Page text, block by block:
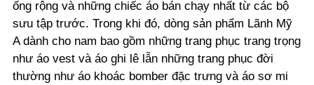
ống rộng và những chiếc áo bán chạy nhất từ các bộ
sưu tập trước. Trong khi đó, dòng sản phẩm Lãnh Mỹ
A dành cho nam bao gồm những trang phục trang trọng
như áo vest và áo ghi lê lẫn những trang phục đời
thường như áo khoác bomber đặc trưng và áo sơ mi